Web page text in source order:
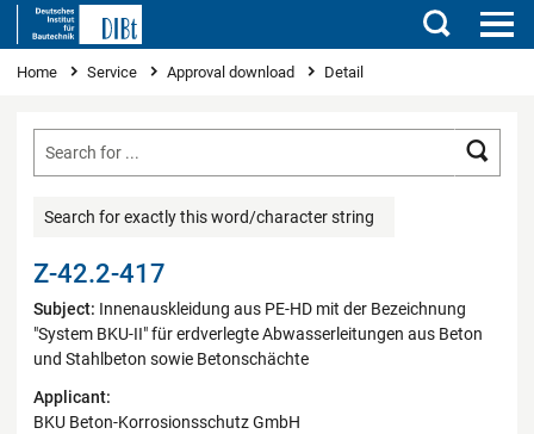
Search
You are here
Home Service Approval download Detail
Search for exactly this word/character string
Z-42.2-417
Subject: Innenauskleidung aus PE-HD mit der Bezeichnung
"System BKU-II" für erdverlegte Abwasserleitungen aus Beton
und Stahlbeton sowie Betonschächte
Applicant:
BKU Beton-Korrosionsschutz GmbH